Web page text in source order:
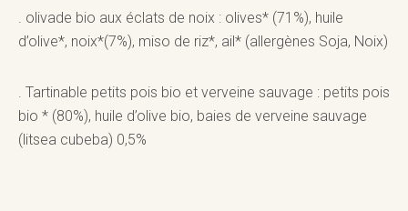
. olivade bio aux éclats de noix : olives* (71%), huile
d’olive*, noix*(7%), miso de riz*, ail* (allergènes Soja, Noix)
. Tartinable petits pois bio et verveine sauvage : petits pois
bio * (80%), huile d’olive bio, baies de verveine sauvage
(litsea cubeba) 0,5%